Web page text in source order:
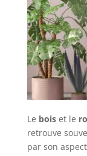
Le boiset le
retrouve
par son